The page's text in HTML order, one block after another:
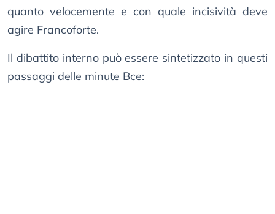
quanto velocemente e con quale incisività deve
agire Francoforte.
Il dibattito interno può essere sintetizzato in questi
passaggi delle minute Bce: